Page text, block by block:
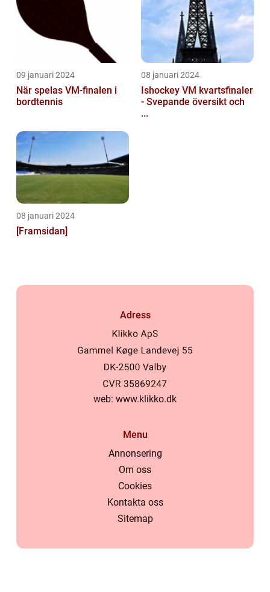
09 januari 2024
När spelas VM-finalen i
bordtennis
08 januari 2024
Ishockey VM kvartsfinaler
- Svepande översikt och
...
08 januari 2024
[Framsidan]
Adress
web: www.klikko.dk
Menu
Annonsering
Om oss
Cookies
Kontakta oss
Sitemap